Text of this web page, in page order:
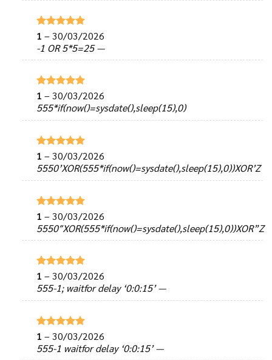
Được xếp
hạng55
sao
1 – 30/03/2026
-1 OR 5*5=25 —
Được xếp
hạng55
sao
1 – 30/03/2026
555*if(now()=sysdate(),sleep(15),0)
Được xếp
hạng55
sao
1 – 30/03/2026
5550’XOR(555*if(now()=sysdate(),sleep(15),0))XOR’Z
Được xếp
hạng55
sao
1 – 30/03/2026
5550″XOR(555*if(now()=sysdate(),sleep(15),0))XOR”Z
Được xếp
hạng5
sao
1 – 30/03/2026
555-1; waitfor delay ‘0:0:15’ —
Được xếp
hạng5
5
sao
1 – 30/03/2026
555-1 waitfor delay ‘0:0:15’ —